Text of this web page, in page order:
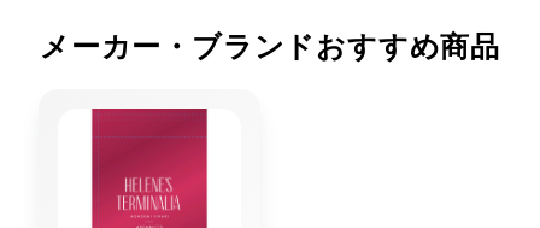
メーカー・ブランドおすすめ商品